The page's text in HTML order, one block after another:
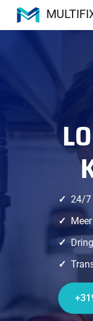
24/7